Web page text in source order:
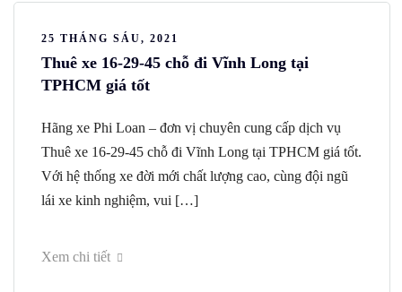
25 THÁNG SÁU, 2021
Thuê xe 16-29-45 chỗ đi Vĩnh Long tại
TPHCM giá tốt
Hãng xe Phi Loan – đơn vị chuyên cung cấp dịch vụ
Thuê xe 16-29-45 chỗ đi Vĩnh Long tại TPHCM giá tốt.
Với hệ thống xe đời mới chất lượng cao, cùng đội ngũ
lái xe kinh nghiệm, vui […]
Xem chi tiết